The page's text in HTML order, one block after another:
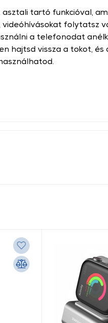
tartó funkcióval,
videóhívásokat folytatsz
a telefonodat
hajtsd vissza a tokot, és